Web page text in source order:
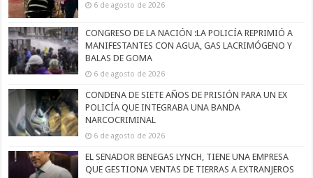
6 de agosto de 2026
CONGRESO DE LA NACIÓN :LA POLICÍA REPRIMIÓ A
MANIFESTANTES CON AGUA, GAS LACRIMÓGENO Y
BALAS DE GOMA
6 de agosto de 2026
CONDENA DE SIETE AÑOS DE PRISIÓN PARA UN EX
POLICÍA QUE INTEGRABA UNA BANDA
NARCOCRIMINAL
6 de agosto de 2026
EL SENADOR BENEGAS LYNCH, TIENE UNA EMPRESA
QUE GESTIONA VENTAS DE TIERRAS A EXTRANJEROS